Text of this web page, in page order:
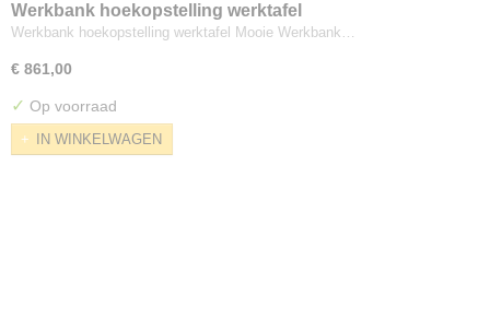
Werkbank hoekopstelling werktafel
Werkbank hoekopstelling werktafel Mooie Werkbank…
€ 861,00
✓ Op voorraad
IN WINKELWAGEN